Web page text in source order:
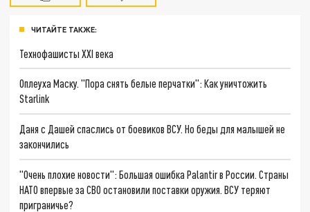
ЧИТАЙТЕ ТАКЖЕ:
Технофашисты XXI века
Оплеуха Маску. "Пора снять белые перчатки": Как уничтожить
Starlink
Даня с Дашей спаслись от боевиков ВСУ. Но беды для малышей не
закончились
"Очень плохие новости": Большая ошибка Palantir в России. Страны
НАТО впервые за СВО остановили поставки оружия. ВСУ теряют
приграничье?